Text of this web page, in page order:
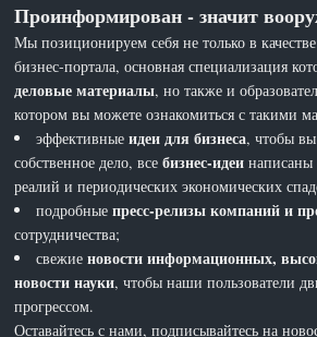
Проинформирован - значит
Мы позиционируем себя не только в
бизнес-портала, основная специализация
деловые материалы, но также и
котором вы можете ознакомиться с такими
эффективныеидеи для бизнеса, чтобы
собственное дело, всебизнес-идеи написаны
реалий и периодических экономических
подробныепресс-релизы компаний и
сотрудничества;
свежиеновости информационных,
новости науки, чтобы наши пользователи
прогрессом.
Оставайтесь с нами, подписывайтесь на